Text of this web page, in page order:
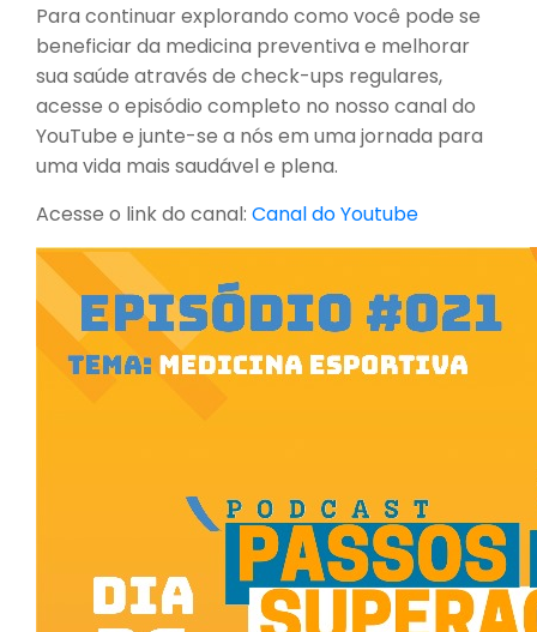
Para continuar explorando como você pode se
beneficiar da medicina preventiva e melhorar
sua saúde através de check-ups regulares,
acesse o episódio completo no nosso canal do
YouTube e junte-se a nós em uma jornada para
uma vida mais saudável e plena.
Acesse o link do canal: Canal do Youtube